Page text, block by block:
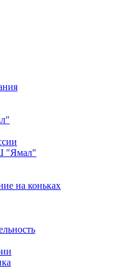
"Ямал"
на коньках